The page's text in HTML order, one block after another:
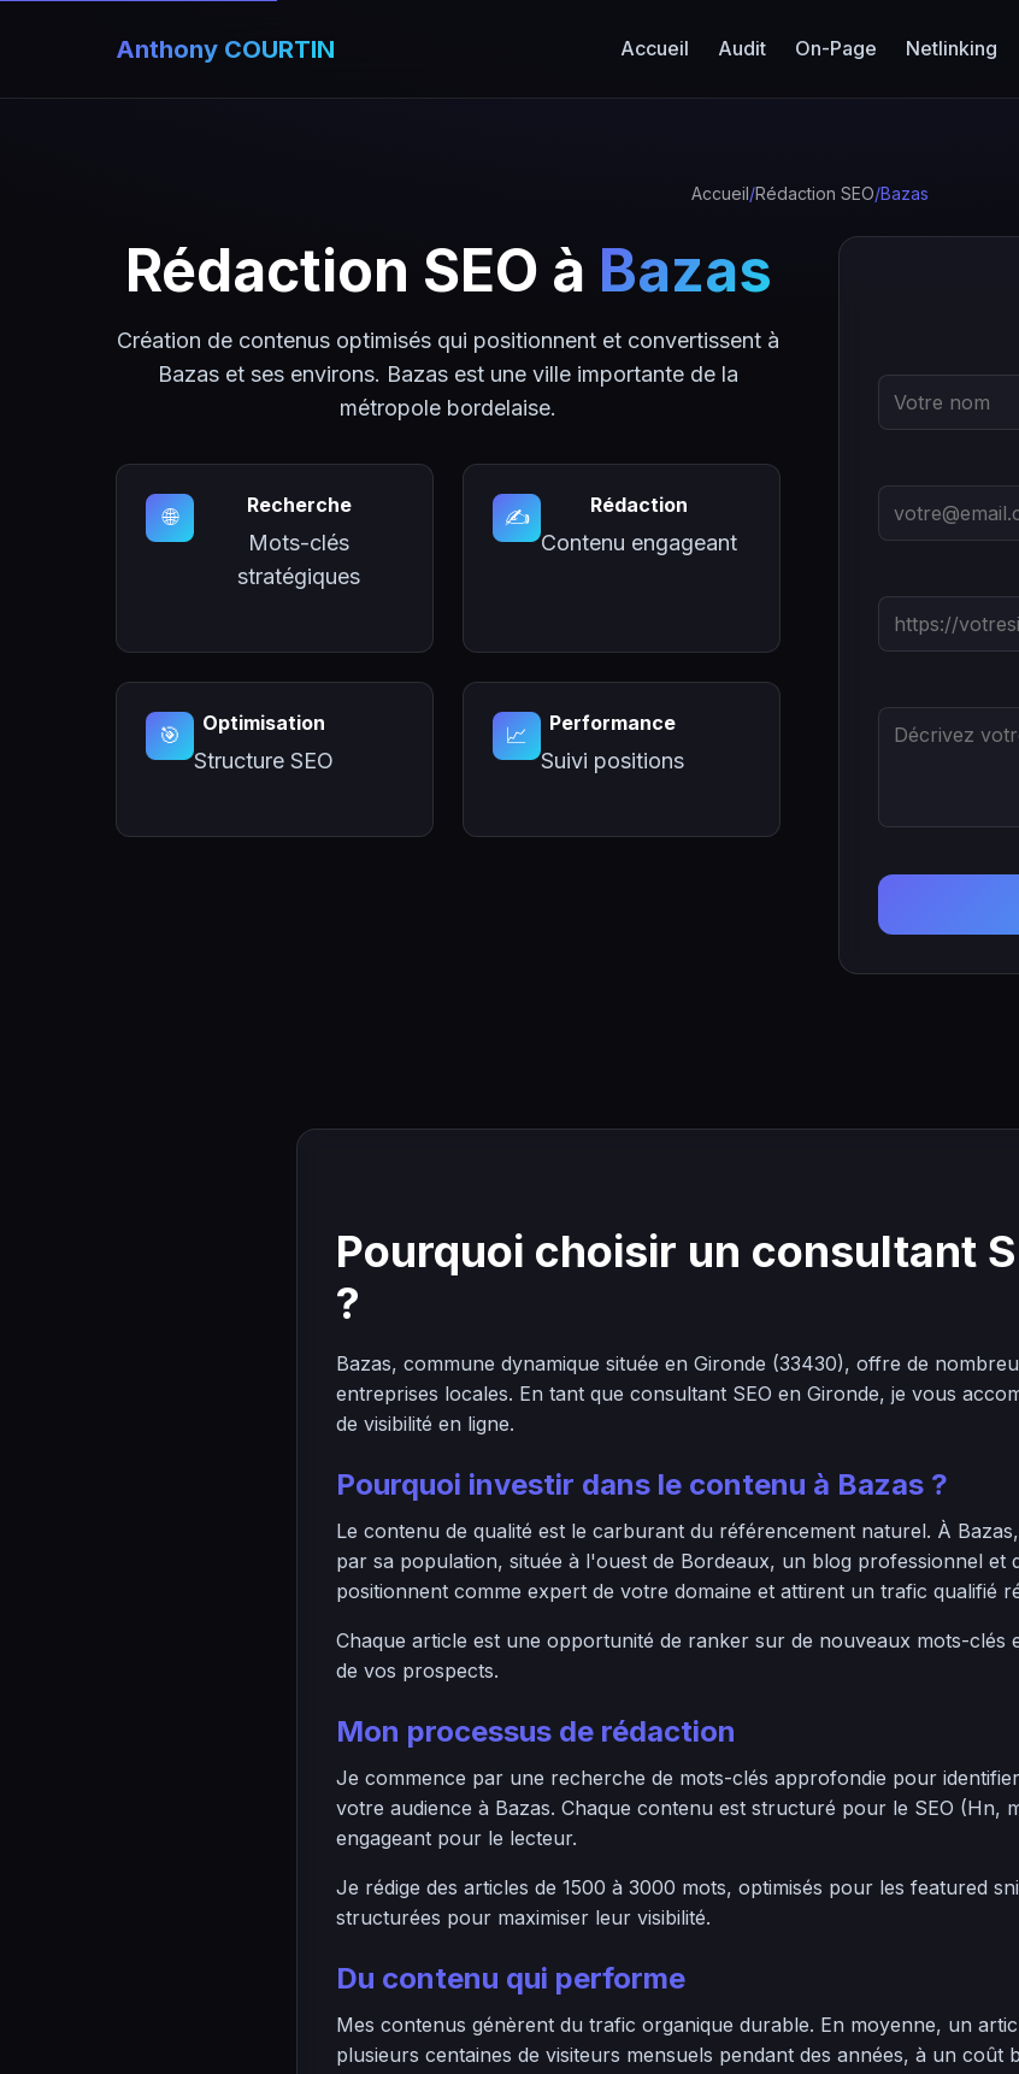
Anthony COURTIN Accueil Audit On-Page Netlinking
Accueil/Rédaction SEO/Bazas
Rédaction SEO à Bazas
Création de contenus optimisés qui positionnent et convertissent à
Bazas et ses environs. Bazas est une ville importante de la
métropole bordelaise.
🌐 Recherche
Mots-clés
stratégiques
✍️ Rédaction
Contenu engageant
🎯 Optimisation
Structure SEO
📈 Performance
Suivi positions
Pourquoi choisir un consultant
?
Bazas, commune dynamique située en Gironde (33430), offre de
entreprises locales. En tant que consultant SEO en Gironde, je vous
de visibilité en ligne.
Pourquoi investir dans le contenu à Bazas ?
Le contenu de qualité est le carburant du référencement naturel. À
par sa population, située à l'ouest de Bordeaux, un blog professionnel et
positionnent comme expert de votre domaine et attirent un trafic qualifié
Chaque article est une opportunité de ranker sur de nouveaux mots-clés
de vos prospects.
Mon processus de rédaction
Je commence par une recherche de mots-clés approfondie pour
votre audience à Bazas. Chaque contenu est structuré pour le SEO (Hn,
engageant pour le lecteur.
Je rédige des articles de 1500 à 3000 mots, optimisés pour les featured
structurées pour maximiser leur visibilité.
Du contenu qui performe
Mes contenus génèrent du trafic organique durable. En moyenne, un
plusieurs centaines de visiteurs mensuels pendant des années, à un coût